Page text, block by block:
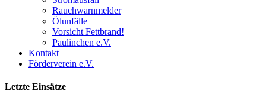
Rauchwarnmelder
Ölunfälle
Vorsicht Fettbrand!
Paulinchen e.V.
Kontakt
Förderverein e.V.
Letzte Einsätze